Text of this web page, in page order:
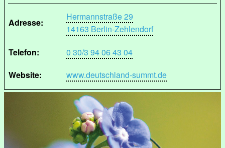
Adresse:
Hermannstraße 29
14163 Berlin-Zehlendorf
Telefon:
0 30/3 94 06 43 04
Website:
www.deutschland-summt.de